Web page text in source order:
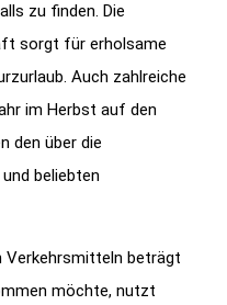
zu finden. Die
sorgt für erholsame
Auch zahlreiche
im Herbst auf den
den über die
beliebten
Verkehrsmitteln beträgt
möchte, nutzt